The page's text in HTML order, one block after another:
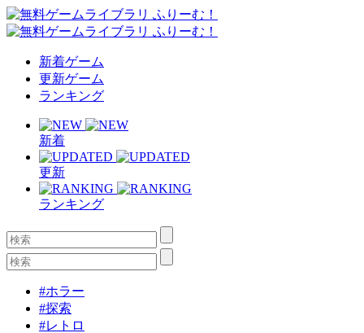
新着ゲーム
更新ゲーム
ランキング
新着
更新
ランキング
#ホラー
#探索
#レトロ